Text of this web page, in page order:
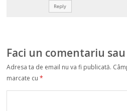
Reply
Faci un comentariu
Adresa ta de email nu va fi publicată.
marcate cu*